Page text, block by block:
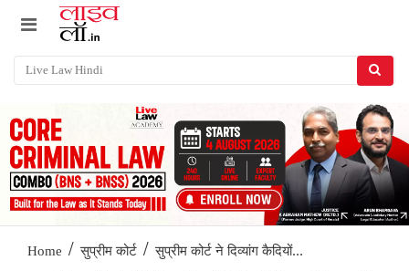
Home / सुप्रीम कोर्ट / सुप्रीम कोर्ट ने दिव्यांग कैदियों...